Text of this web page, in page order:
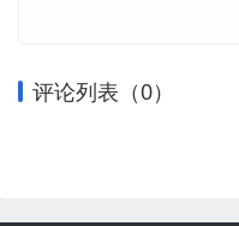
评论列表（0）